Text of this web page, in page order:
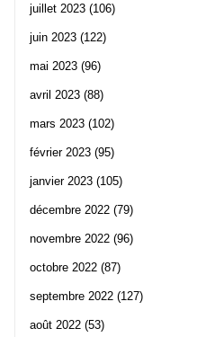
juillet 2023 (106)
juin 2023 (122)
mai 2023 (96)
avril 2023 (88)
mars 2023 (102)
février 2023 (95)
janvier 2023 (105)
décembre 2022 (79)
novembre 2022 (96)
octobre 2022 (87)
septembre 2022 (127)
août 2022 (53)